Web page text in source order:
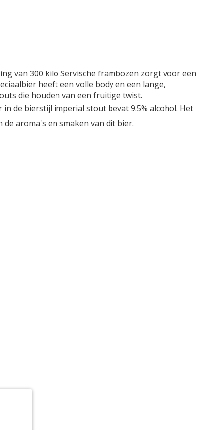
van 300 kilo Servische frambozen zorgt voor een
heeft een volle body en een lange,
die houden van een fruitige twist.
de bierstijl imperial stout bevat 9.5% alcohol. Het
aroma's en smaken van dit bier.